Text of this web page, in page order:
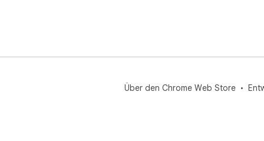
Über den Chrome Web Store